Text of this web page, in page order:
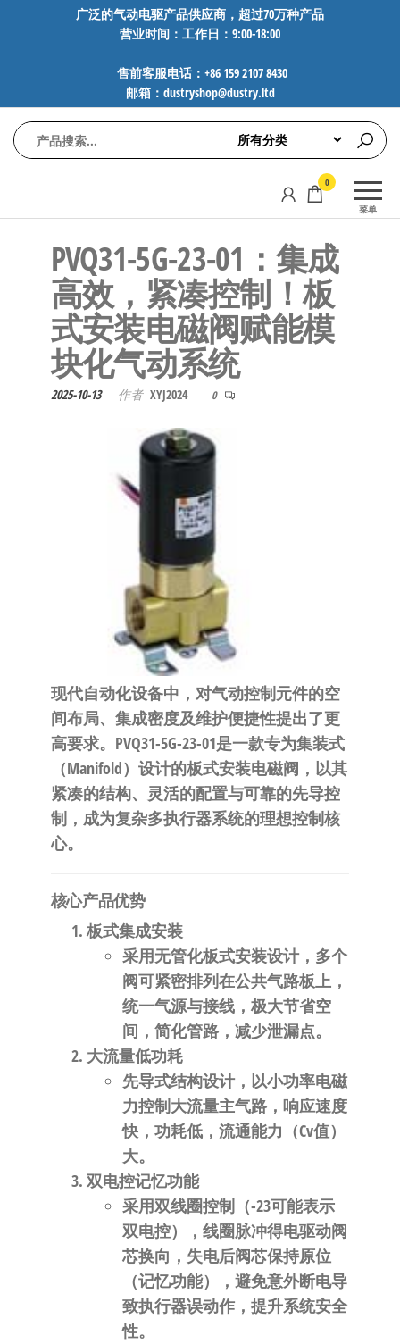
广泛的气动电驱产品供应商，超过70万种产品
营业时间：工作日：9:00-18:00
售前客服电话：+86 159 2107 8430
邮箱：dustryshop@dustry.ltd
动
FESTO、
AVENTICS等
品牌气动
元件，超
过88万种
工业自动
化零部
件，正品
保障，全
菜单
0
PVQ31-5G-23-01：集成
高效，紧凑控制！板
式安装电磁阀赋能模
块化气动系统​
2025-10-13 作者 XYJ2024 0
现代自动化设备中，对气动控制元件的空
间布局、集成密度及维护便捷性提出了更
高要求。PVQ31-5G-23-01是一款专为集装式
（Manifold）设计的板式安装电磁阀，以其
紧凑的结构、灵活的配置与可靠的先导控
制，成为复杂多执行器系统的理想控制核
心。
​核心产品优势​
​板式集成安装​
采用无管化板式安装设计，多个
阀可紧密排列在公共气路板上，
统一气源与接线，极大节省空
间，简化管路，减少泄漏点。
​大流量低功耗​
先导式结构设计，以小功率电磁
力控制大流量主气路，响应速度
快，功耗低，流通能力（Cv值）
大。
​双电控记忆功能​
采用双线圈控制（-23可能表示
双电控），线圈脉冲得电驱动阀
芯换向，失电后阀芯保持原位
（记忆功能），避免意外断电导
致执行器误动作，提升系统安全
性。